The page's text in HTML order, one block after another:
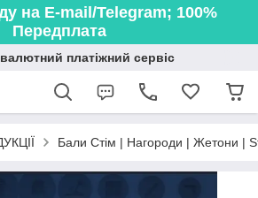
на E-mail/Telegram; 100%
Передплата
платіжний сервіс
Бали Стім | Нагороди | Жетони |